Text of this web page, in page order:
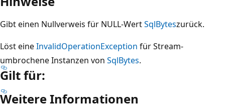
Gibt einen Nullverweis für NULL-WertSqlByteszurück.
Löst eineInvalidOperationException für Stream-
umbrochene Instanzen von SqlBytes.
Gilt für:
Weitere Informationen